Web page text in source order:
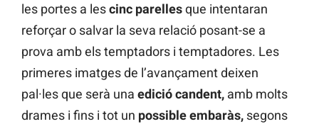
les portes a lescinc parellesque intentaran
reforçar o salvar la seva relació posant-se a
prova amb els temptadors i temptadores. Les
primeres imatges de l’avançament deixen
pal·les que serà una edició candent, amb molts
drames i fins i tot un possible embaràs, segons